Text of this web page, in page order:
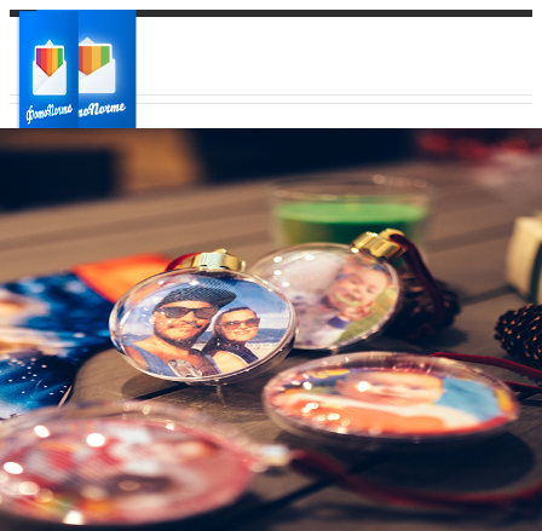
Ваш город:
Ваш регион доставки
Выберите из списка: